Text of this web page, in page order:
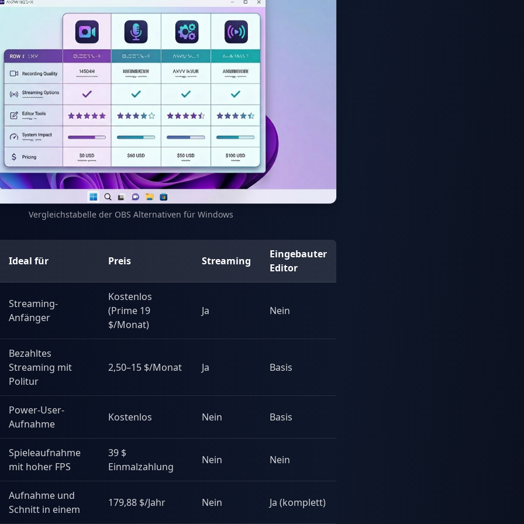
Vergleichstabelle der OBS Alternativen für Windows
Ideal für Preis Streaming
Eingebauter
Editor
Streaming-
Anfänger
Kostenlos
(Prime 19
$/Monat)
Ja Nein
Bezahltes
Streaming mit
Politur
2,50–15 $/Monat Ja Basis
Power-User-
Aufnahme
Kostenlos Nein Basis
Spieleaufnahme
mit hoher FPS
39 $
Einmalzahlung
Nein Nein
Aufnahme und
Schnitt in einem
179,88 $/Jahr Nein Ja (komplett)